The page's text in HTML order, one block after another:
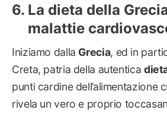
La dieta della
malattie
Iniziamo dalla Grecia, ed in
Creta, patria della autentica
punti cardine dell’alimentazione
rivela un vero e proprio